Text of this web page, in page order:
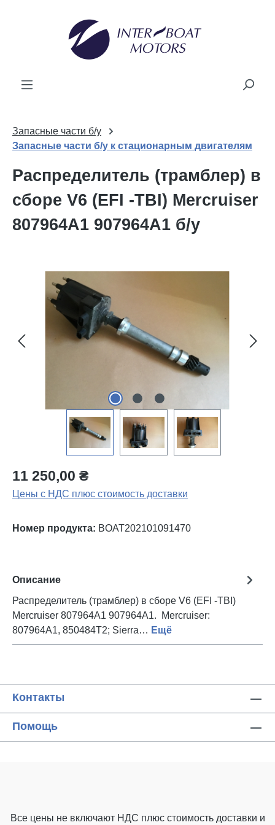
Запасные части б/у
Запасные части б/у к стационарным двигателям
Распределитель (трамблер) в
сборе V6 (EFI -TBI) Mercruiser
807964A1 907964A1 б/у
Пропустить галерею изображений
11 250,00 ₴
Цены с НДС плюс стоимость доставки
Номер продукта: BOAT202101091470
Описание
Распределитель (трамблер) в сборе V6 (EFI -TBI)
Mercruiser 807964A1 907964A1. Mercruiser:
807964A1, 850484T2; Sierra… Ещё
Контакты
Помощь
Все цены не включают НДС плюс стоимость доставки и